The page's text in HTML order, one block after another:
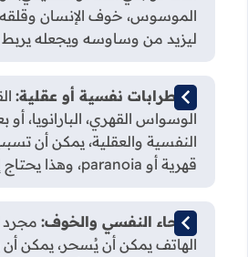
الموسوس، خوف الإنسان وقلقه
ليزيد من وساوسه ويجعله
اضطرابات نفسية أو عقلية:
الوسواس القهري، البارانويا،
النفسية والعقلية، يمكن أن
قهرية أو paranoia، وهذا يحتاج إلى استشارة طبية.
الإيحاء النفسي والخوف: مجرد
الهاتف يمكن أن يُسحر، يمكن